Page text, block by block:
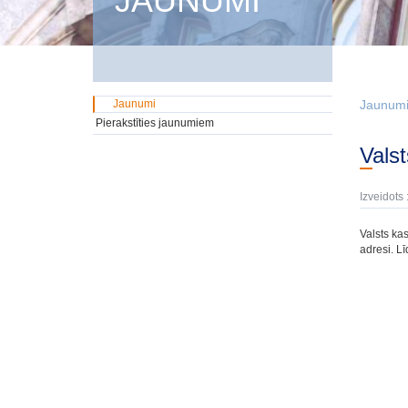
Jaunumi
Izveidots
Valsts
adresi.
Jaunumi
Pierakstīties jaunumiem